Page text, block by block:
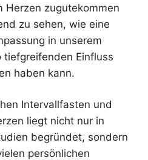
Herzen zugutekommen
zu sehen, wie eine
in unserem
tiefgreifenden Einfluss
haben kann.
Intervallfasten und
liegt nicht nur in
begründet, sondern
persönlichen